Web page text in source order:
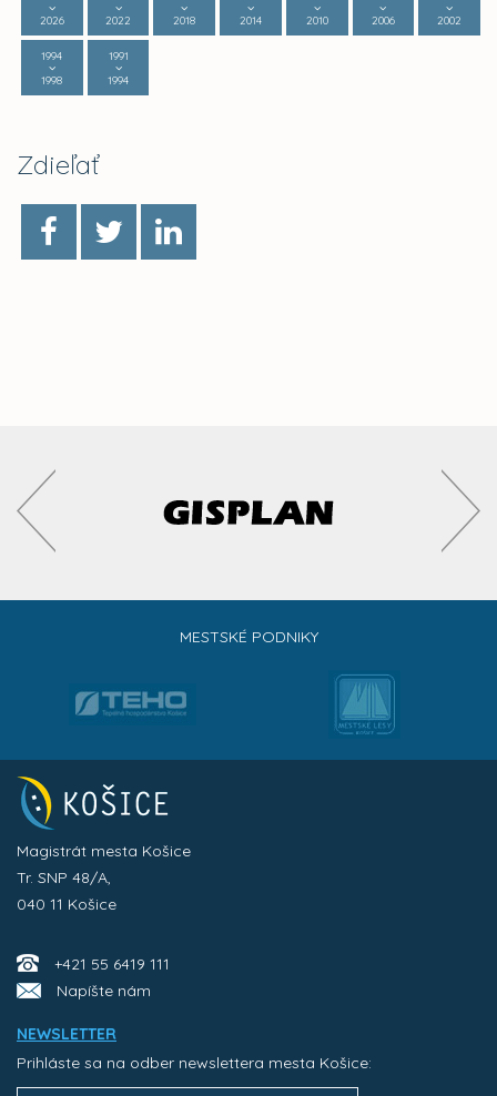
2026
2022
2018
2014
2010
2006
2002
1994
1998
1991
1994
Zdieľať
MESTSKÉ PODNIKY
Magistrát mesta Košice
Tr. SNP 48/A,
040 11 Košice
+421 55 6419 111
Napíšte nám
NEWSLETTER
Prihláste sa na odber newslettera mesta Košice: